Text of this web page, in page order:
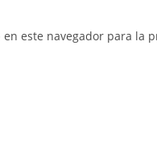
este navegador para la